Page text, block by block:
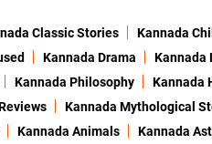
Classic Stories
Kannada
Kannada Drama
Kannada
Kannada Philosophy
Kannada
Kannada Mythological
Kannada Animals
Kannada